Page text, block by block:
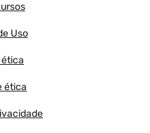
Uso
ética
ética